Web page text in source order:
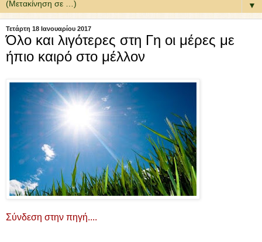
▼
Τετάρτη 18 Ιανουαρίου 2017
Όλο και λιγότερες στη Γη οι μέρες με
ήπιο καιρό στο μέλλον
Σύνδεση στην πηγή....